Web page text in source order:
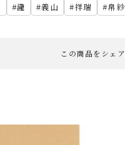
瀧 義山 祥瑞 帛紗
この商品をシェア